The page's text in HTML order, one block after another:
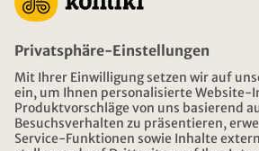
NOTFALL AUF REISEN
ÖFFNUNGSZEITEN KONTIKI REISEN
DOWNLOAD UND LINKS